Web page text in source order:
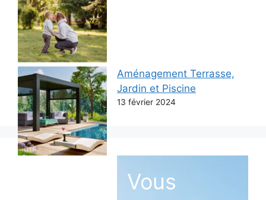
Aménagement Terrasse,
Jardin et Piscine
13 février 2024
Vous